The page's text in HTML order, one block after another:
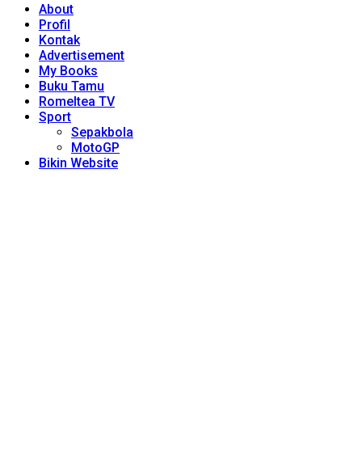
About
Profil
Kontak
Advertisement
My Books
Buku Tamu
Romeltea TV
Sport
Sepakbola
MotoGP
Bikin Website